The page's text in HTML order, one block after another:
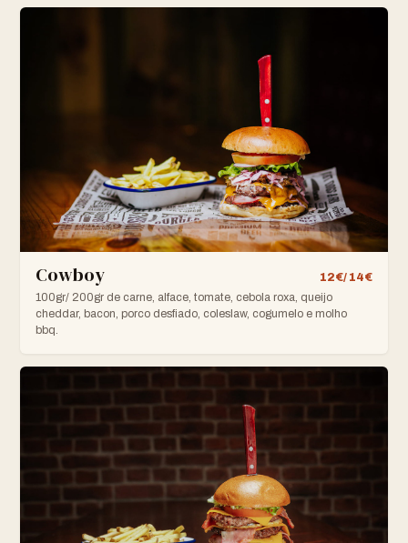
Cowboy
12€/ 14€
100gr/ 200gr de carne, alface, tomate, cebola roxa, queijo
cheddar, bacon, porco desfiado, coleslaw, cogumelo e molho
bbq.